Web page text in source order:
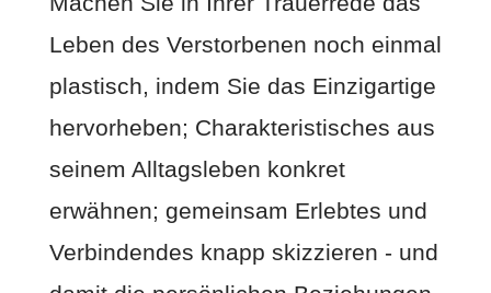
Leben des Verstorbenen noch einmal
plastisch, indem Sie das Einzigartige
hervorheben; Charakteristisches aus
seinem Alltagsleben konkret
erwähnen; gemeinsam Erlebtes und
Verbindendes knapp skizzieren - und